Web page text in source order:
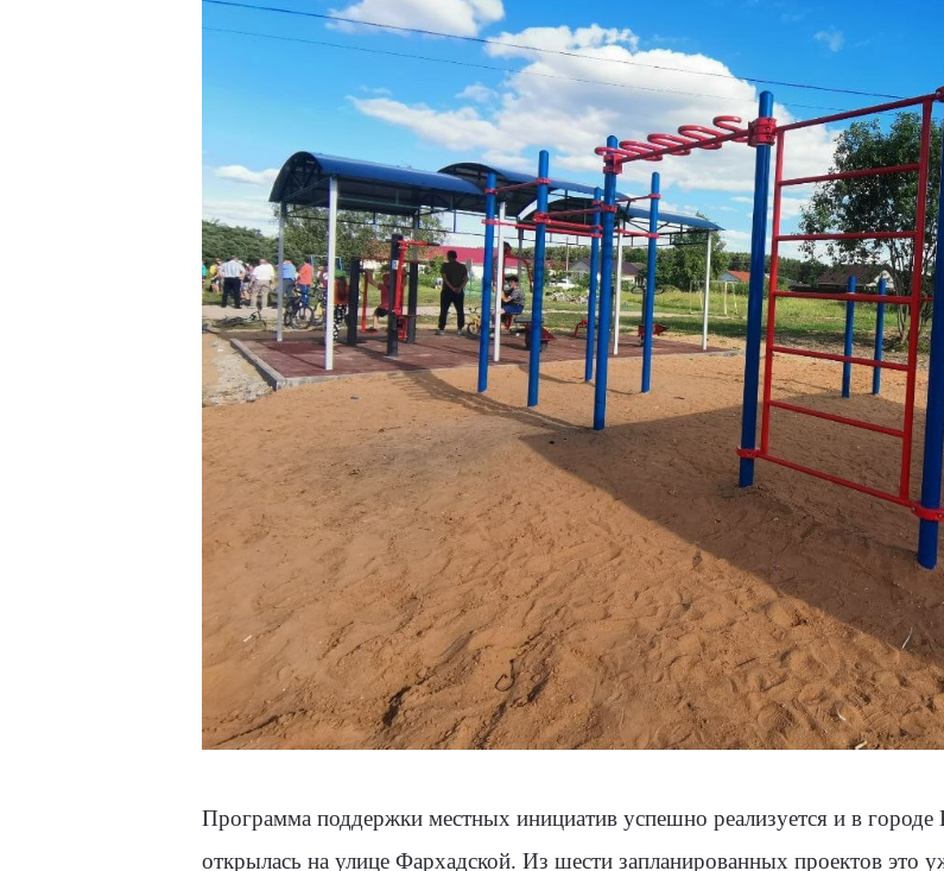
Программа поддержки местных инициатив успешно реализуется и в городе
открылась на улице Фархадской. Из шести запланированных проектов это